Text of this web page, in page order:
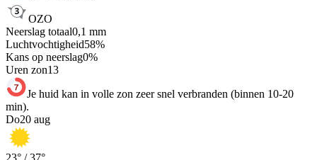
OZO
Neerslag totaal0,1 mm
Luchtvochtigheid58%
Kans op neerslag0%
Uren zon13
Je huid kan in volle zon zeer snel verbranden (binnen 10-20
min).
Do20 aug
23° / 37°